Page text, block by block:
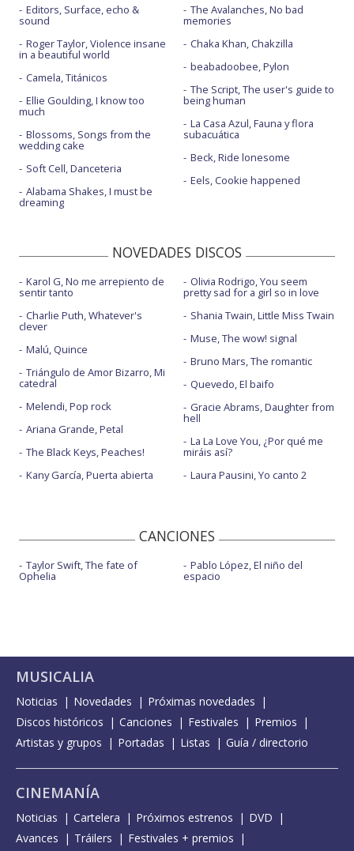
Editors, Surface, echo &
sound
Roger Taylor, Violence insane
in a beautiful world
Camela, Titánicos
Ellie Goulding, I know too
much
Blossoms, Songs from the
wedding cake
Soft Cell, Danceteria
Alabama Shakes, I must be
dreaming
The Avalanches, No bad
memories
Chaka Khan, Chakzilla
beabadoobee, Pylon
The Script, The user's guide to
being human
La Casa Azul, Fauna y flora
subacuática
Beck, Ride lonesome
Eels, Cookie happened
NOVEDADES DISCOS
Karol G, No me arrepiento de
sentir tanto
Charlie Puth, Whatever's
clever
Malú, Quince
Triángulo de Amor Bizarro, Mi
catedral
Melendi, Pop rock
Ariana Grande, Petal
The Black Keys, Peaches!
Kany García, Puerta abierta
Olivia Rodrigo, You seem
pretty sad for a girl so in love
Shania Twain, Little Miss Twain
Muse, The wow! signal
Bruno Mars, The romantic
Quevedo, El baifo
Gracie Abrams, Daughter from
hell
La La Love You, ¿Por qué me
miráis así?
Laura Pausini, Yo canto 2
CANCIONES
Taylor Swift, The fate of
Ophelia
Pablo López, El niño del
espacio
MUSICALIA
Noticias Novedades
Próximas novedades
Discos históricos
Canciones Festivales
Premios
Artistas y grupos
Portadas Listas Guía / directorio
CINEMANÍA
Noticias Cartelera Próximos estrenos
DVD
Avances
Tráilers Festivales + premios